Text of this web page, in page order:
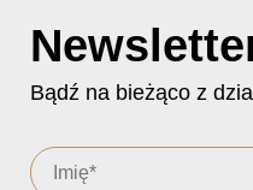
Bądź na bieżąco z